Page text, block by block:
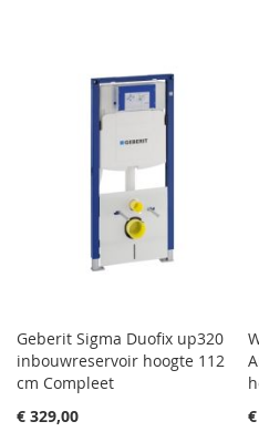
Geberit Sigma Duofix up320
inbouwreservoir hoogte 112
cm Compleet
€ 329,00